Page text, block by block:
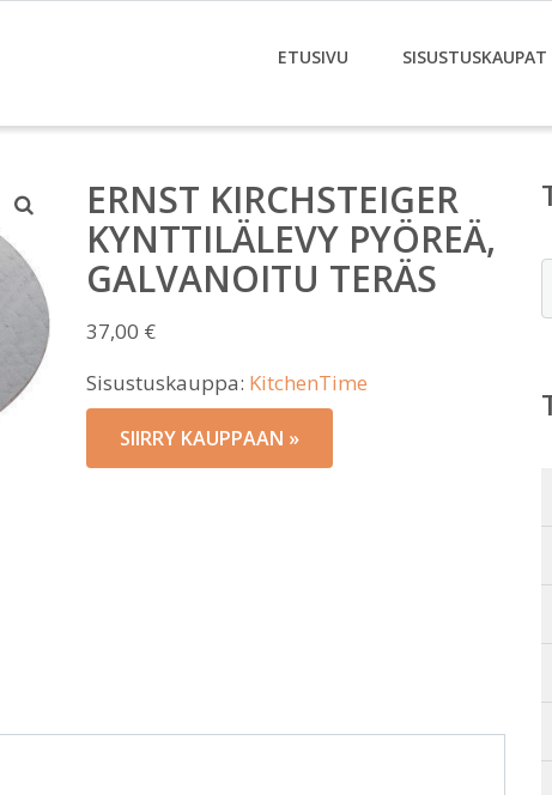
ETUSIVU SISUSTUSKAUPAT
ERNST KIRCHSTEIGER
KYNTTILÄLEVY PYÖREÄ,
GALVANOITU TERÄS
37,00 €
Sisustuskauppa: KitchenTime
SIIRRY KAUPPAAN »